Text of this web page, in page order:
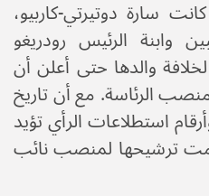
سارة دوتيرتي-كاربيو،
وابنة الرئيس رودريغو
والدها حتى أعلن أن
منصب الرئاسة. مع أن تاريخ
استطلاعات الرأي تؤيد
قدمت ترشيحها لمنصب نائب